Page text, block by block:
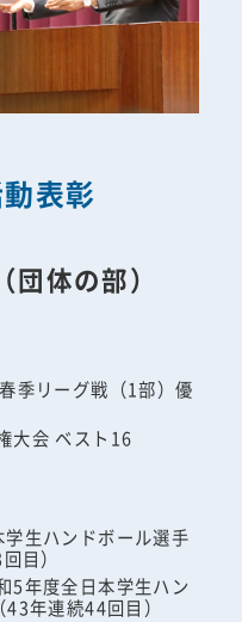
表彰
体の部）
季リーグ戦（1部）優
大会 ベスト16
生ハンドボール選手
目）
5年度全日本学生ハン
年連続44回目）